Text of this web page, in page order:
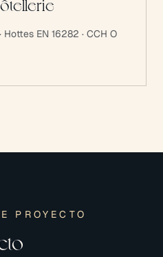
Hottes EN 16282 · CCH O
PROYECTO